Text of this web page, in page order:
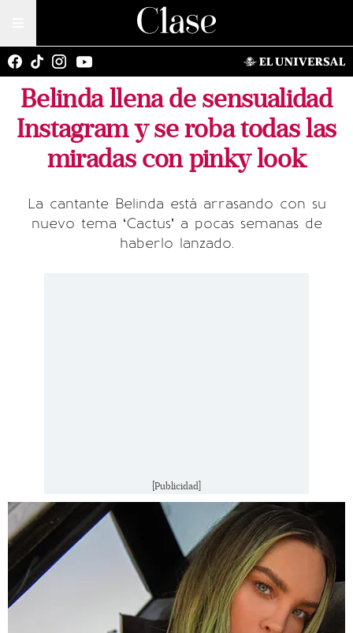
Belinda llena de sensualidad
Instagram y se roba todas las
miradas con pinky look
La cantante Belinda está arrasando con su
nuevo tema ‘Cactus’ a pocas semanas de
haberlo lanzado.
[Publicidad]